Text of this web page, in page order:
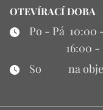
OTEVÍRACÍ DOBA
Po - Pá 10:00
16:00 -
So na